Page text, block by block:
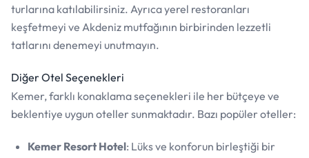
turlarına katılabilirsiniz. Ayrıca yerel restoranları
keşfetmeyi ve Akdeniz mutfağının birbirinden lezzetli
tatlarını denemeyi unutmayın.
Diğer Otel Seçenekleri
Kemer, farklı konaklama seçenekleri ile her bütçeye ve
beklentiye uygun oteller sunmaktadır. Bazı popüler oteller:
Kemer Resort Hotel: Lüks ve konforun birleştiği bir